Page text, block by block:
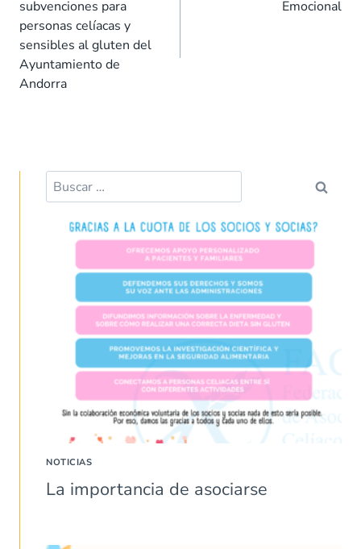
o
k
p
p
n
entradas
subvenciones para
personas celíacas y
sensibles al gluten del
Ayuntamiento de
Andorra
Emocional
Buscar:
NOTICIAS
La importancia de asociarse